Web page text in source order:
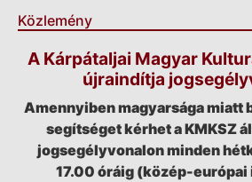
Közlemény
A Kárpátaljai Magyar
újraindítja
Amennyiben magyarsága miatt
segítséget kérhet a KMKSZ
jogsegélyvonalon minden
17.00 óráig (közép-európai